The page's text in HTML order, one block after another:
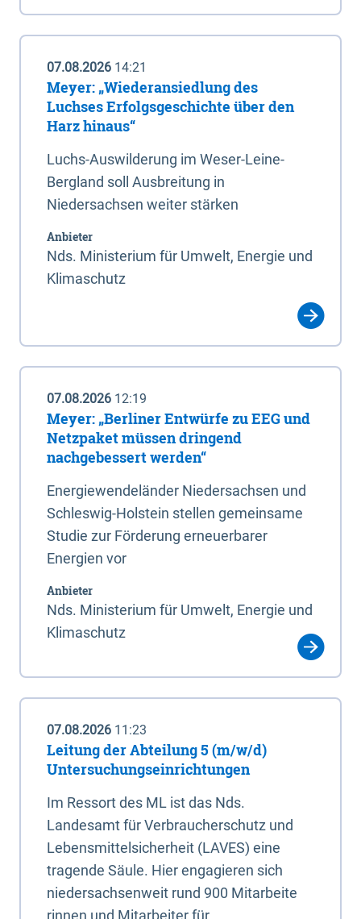
07.08.2026 14:21
Meyer: „Wiederansiedlung des
Luchses Erfolgsgeschichte über den
Harz hinaus“
Luchs-Auswilderung im Weser-Leine-
Bergland soll Ausbreitung in
Niedersachsen weiter stärken
Anbieter
Nds. Ministerium für Umwelt, Energie und
Klimaschutz
07.08.2026 12:19
Meyer: „Berliner Entwürfe zu EEG und
Netzpaket müssen dringend
nachgebessert werden“
Energiewendeländer Niedersachsen und
Schleswig-Holstein stellen gemeinsame
Studie zur Förderung erneuerbarer
Energien vor
Anbieter
Nds. Ministerium für Umwelt, Energie und
Klimaschutz
07.08.2026 11:23
Leitung der Abteilung 5 (m/w/d)
Untersuchungseinrichtungen
Im Ressort des ML ist das Nds.
Landesamt für Verbraucherschutz und
Lebensmittelsicherheit (LAVES) eine
tragende Säule. Hier engagieren sich
niedersachsenweit rund 900 Mitarbeite